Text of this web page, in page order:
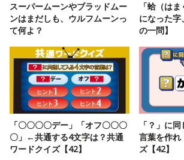
スーパームーンやブラッドムー
ンはまだしも、ウルフムーンっ
て何よ？
「蛤（は
になった字
の一問】
「〇〇〇〇デー」「オフ〇〇〇
〇」←共通する4文字は？共通
ワードクイズ【42】
「？」に
言葉を作れ
ズ【42】